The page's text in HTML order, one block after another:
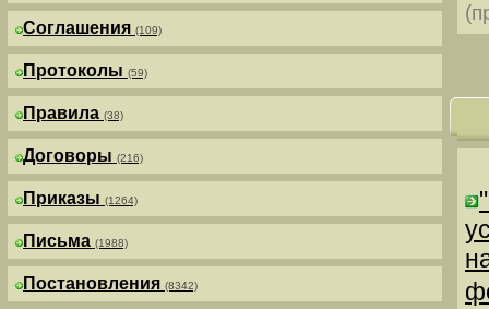
Соглашения (109)
Протоколы (59)
Правила (38)
Договоры (216)
Приказы (1264)
Письма (1988)
Постановления (8342)